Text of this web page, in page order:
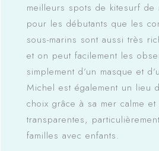
meilleurs spots de kitesurf de
pour les débutants que les
sous-marins sont aussi très
et on peut facilement les
simplement d’un masque et
Michel est également un lieu
choix grâce à sa mer calme et
transparentes,
familles avec enfants.